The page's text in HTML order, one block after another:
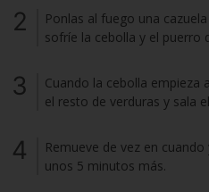
Ponlas al fuego una
sofríe la cebolla y el puerro
Cuando la cebolla empieza
el resto de verduras y sala
Remueve de vez en
unos 5 minutos más.